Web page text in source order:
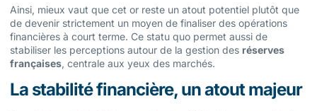
Ainsi, mieux vaut que cet or reste un atout potentiel plutôt que
de devenir strictement un moyen de finaliser des opérations
financières à court terme. Ce statu quo permet aussi de
stabiliser les perceptions autour de la gestion des réserves
françaises, centrale aux yeux des marchés.
La stabilité financière, un atout majeur